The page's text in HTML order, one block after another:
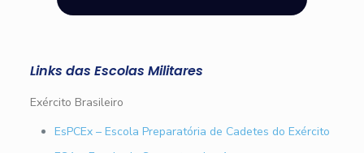
Links das Escolas Militares
Exército Brasileiro
EsPCEx – Escola Preparatória de Cadetes do Exército